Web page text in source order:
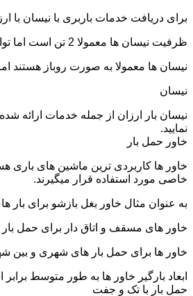
برای دریافت خدمات باربری با نیسان با
ظرفیت نیسان ها معمولا 2 تن است اما توانایی حمل بار تا سه تن را دارند تنها نکته ای که باید به آن توجه داشته باشید ابعاد اتاق نیسان است که برابر است با 2 متر طول و 1.65 متر عرض.
نیسان ها معمولا به صورت روباز هستند
نیسان
نیسان بار ارزان از جمله خدمات ارائه
نمایید.
خاور حمل بار
خاور ها کاربردی ترین ماشین های باری
خاصی مورد استفاده قرار میگیرند.
به عنوان مثال خاور بغل بازشو برای
خاور های مسقف و اتاق دار برای حمل بار
خاور ها برای حمل بار های شهری و بین شهری مناسب هستنند و
ابعاد بارگیر خاور ها به طور متوسط برابر است با 4.5*2 متر و تا ارتفاع 2.5 تا 2.7 متر بار را به راحتی میتوان
حمل بار با تک و جفت